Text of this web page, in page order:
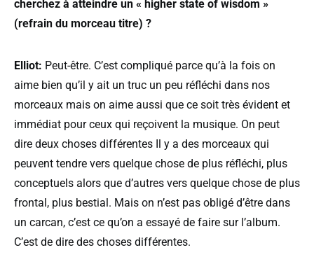
cherchez à atteindre un « higher state of wisdom »
(refrain du morceau titre) ?
Elliot: Peut-être. C’est compliqué parce qu’à la fois on
aime bien qu’il y ait un truc un peu réfléchi dans nos
morceaux mais on aime aussi que ce soit très évident et
immédiat pour ceux qui reçoivent la musique. On peut
dire deux choses différentes Il y a des morceaux qui
peuvent tendre vers quelque chose de plus réfléchi, plus
conceptuels alors que d’autres vers quelque chose de plus
frontal, plus bestial. Mais on n’est pas obligé d’être dans
un carcan, c’est ce qu’on a essayé de faire sur l’album.
C’est de dire des choses différentes.